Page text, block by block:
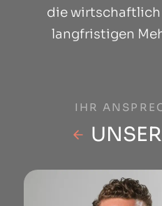
die wirtschaftlich
langfristigen
IHR